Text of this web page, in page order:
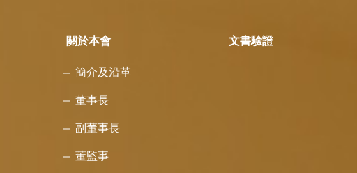
關於本會
簡介及沿革
董事長
副董事長
董監事
文書驗證